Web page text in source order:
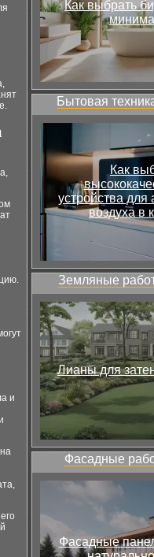
и
Как выбрать
Бытовая
Как
устройства для
воздуха в
Земляные
Лианы для
Фасадные
Фасадные